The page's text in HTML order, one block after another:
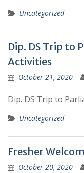
Uncategorized
Dip. DS Trip to
Activities
October 21, 2020
Dip. DS Trip to
Uncategorized
Fresher
October 20, 2020